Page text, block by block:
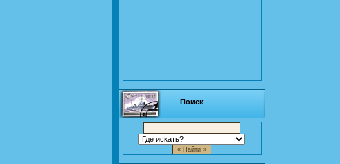
Поиск